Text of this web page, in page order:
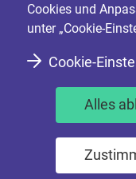
Cookies und
unter „Cookie-
Cookie-
Alles